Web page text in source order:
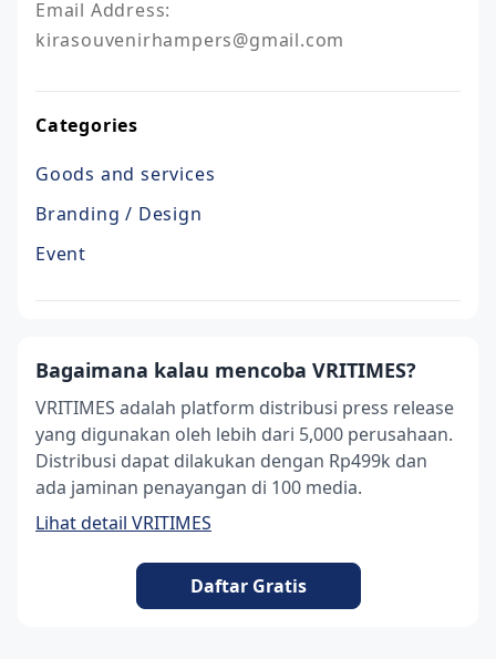
Email Address:
kirasouvenirhampers@gmail.com
Categories
Goods and services
Branding / Design
Event
Bagaimana kalau mencoba VRITIMES?
VRITIMES adalah platform distribusi press release
yang digunakan oleh lebih dari 5,000 perusahaan.
Distribusi dapat dilakukan dengan Rp499k dan
ada jaminan penayangan di 100 media.
Lihat detail VRITIMES
Daftar Gratis